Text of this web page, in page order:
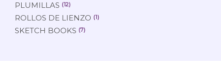
PLUMILLAS (12)
ROLLOS DE LIENZO (1)
SKETCH BOOKS (7)